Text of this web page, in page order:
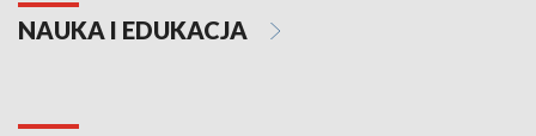
NAUKA I EDUKACJA